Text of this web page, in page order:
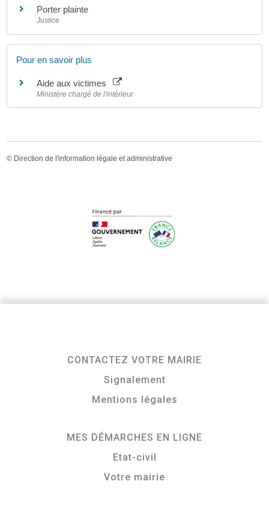
Porter plainte
Justice
Pour en savoir plus
Aide aux victimes
Ministère chargé de l'intérieur
© Direction de l'information légale et administrative
CONTACTEZ VOTRE MAIRIE
Signalement
Mentions légales
MES DÉMARCHES EN LIGNE
Etat-civil
Votre mairie